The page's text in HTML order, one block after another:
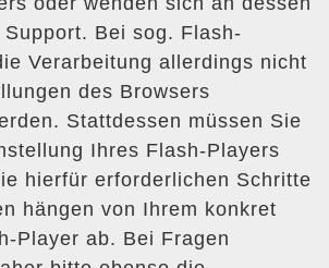
Bei sog. Flash-
Verarbeitung allerdings nicht
des Browsers
Stattdessen müssen Sie
Ihres Flash-Players
hierfür erforderlichen Schritte
hängen von Ihrem konkret
Player ab. Bei Fragen